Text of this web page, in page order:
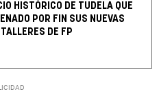
HISTÓRICO DE TUDELA QUE
POR FIN SUS NUEVAS
DE FP